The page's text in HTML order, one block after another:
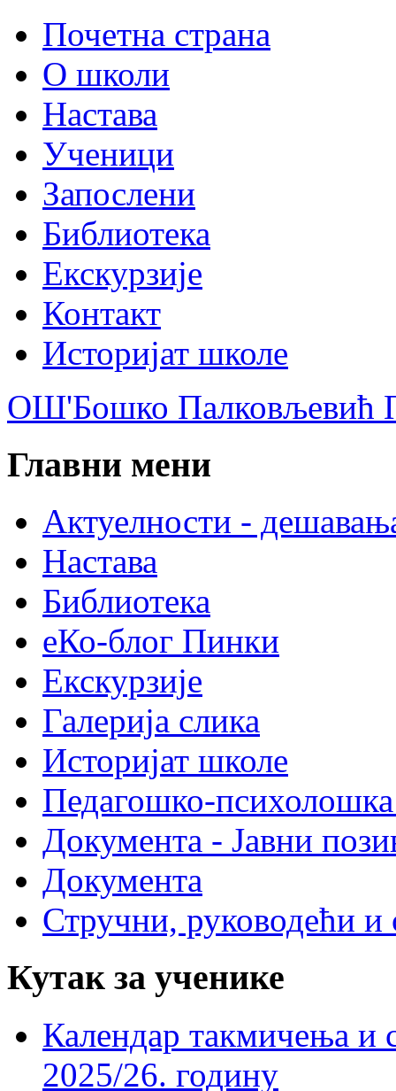
Почетна страна
О школи
Настава
Ученици
Запослени
Библиотека
Екскурзије
Контакт
Историјат школе
ОШ'Бошко Палковљевић
Главни мени
Актуелности -
Настава
Библиотека
еКо-блог Пинки
Екскурзије
Галерија слика
Историјат школе
Педагошко-психолошка
Документа - Јавни
Документа
Стручни, руководећи и
Кутак за ученике
Календар такмичења
2025/26. годину